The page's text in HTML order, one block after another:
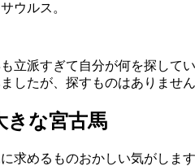
ウルス。
立派すぎて自分が何を探して
したが、探すものはありません
きな宮古馬
求めるものおかしい気がします